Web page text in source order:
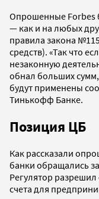
Опрошенные Forbes
— как и на любых
правила закона
средств). «Так что
незаконную
обнал больших
будут применены
Тинькофф Банке.
Позиция ЦБ
Как рассказали
банки обращались
Регулятор
счета для